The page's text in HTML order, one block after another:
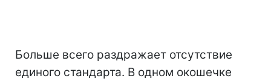
Больше всего раздражает отсутствие
единого стандарта. В одном окошечке